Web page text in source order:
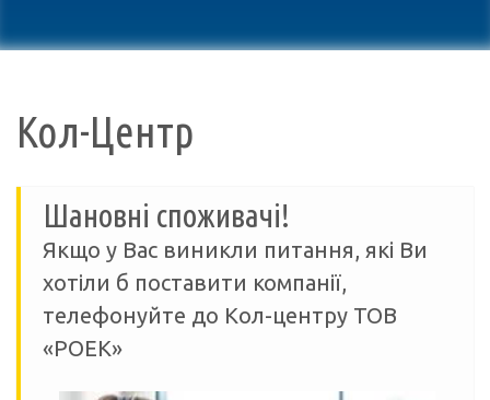
Кол-Центр
Шановні споживачі!
Якщо у Вас виникли питання, які Ви
хотіли б поставити компанії,
телефонуйте до Кол-центру ТОВ
«РОЕК»